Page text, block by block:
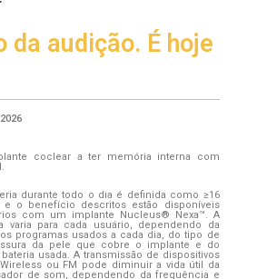
da audição. É hoje
coclear a ter memória interna com
durante todo o dia é definida como ≥16
e o benefício descritos estão disponíveis
com um implante Nucleus® Nexa™. A
varia para cada usuário, dependendo da
programas usados a cada dia, do tipo de
da pele que cobre o implante e do
usada. A transmissão de dispositivos
ou FM pode diminuir a vida útil da
de som, dependendo da frequência e